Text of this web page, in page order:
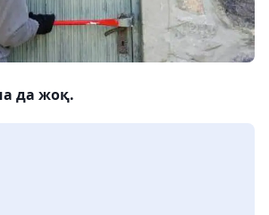
да жоқ.